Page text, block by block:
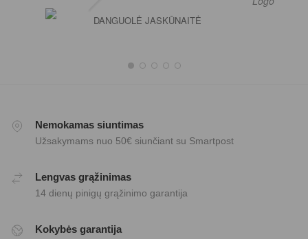
DANGUOLĖ JASKŪNAITĖ
Nemokamas siuntimas
Užsakymams nuo 50€ siunčiant su Smartpost
Lengvas grąžinimas
14 dienų pinigų grąžinimo garantija
Kokybės garantija